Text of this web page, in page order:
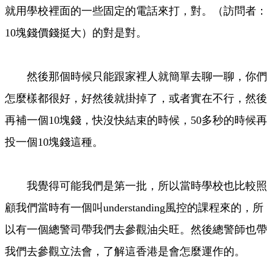
就用學校裡面的一些固定的電話來打，對。（訪問者：
10塊錢價錢挺大）的對是對。
然後那個時候只能跟家裡人就簡單去聊一聊，你們
怎麼樣都很好，好然後就掛掉了，或者實在不行，然後
再補一個10塊錢，快沒快結束的時候，50多秒的時候再
投一個10塊錢這種。
我覺得可能我們是第一批，所以當時學校也比較照
顧我們當時有一個叫understanding風控的課程來的，所
以有一個總警司帶我們去參觀油尖旺。然後總警師也帶
我們去參觀立法會，了解這香港是會怎麼運作的。